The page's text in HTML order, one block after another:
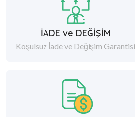
İADE ve DEĞİŞİM
Koşulsuz İade ve Değişim Garantisi